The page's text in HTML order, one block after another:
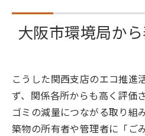
大阪市環境局か
こうした関西支店のエコ推進
ず、関係各所からも高く評価
ゴミの減量につながる取り組
築物の所有者や管理者に「ご